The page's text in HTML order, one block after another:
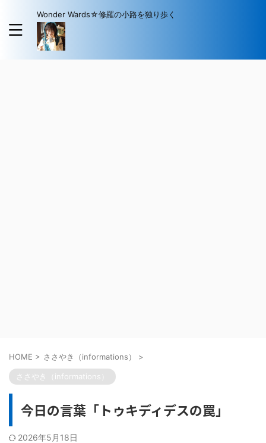
Wonder Wards☆修羅の小路を独り歩く
HOME > ささやき（informations） >
ささやき（informations）
今日の言葉「トゥキディデスの罠」
2026年5月18日